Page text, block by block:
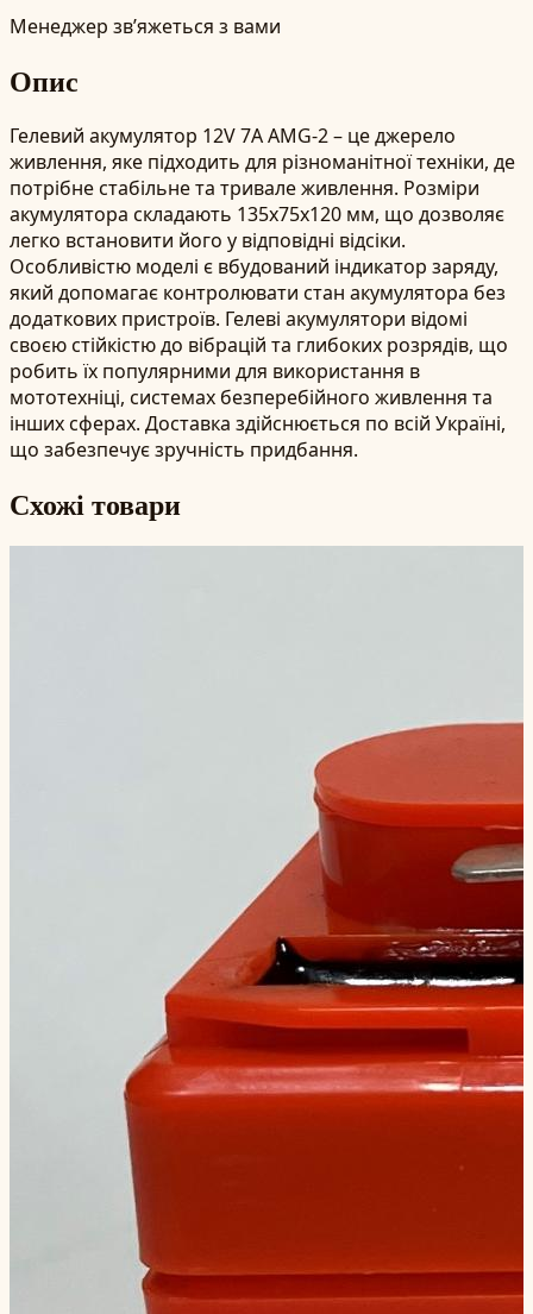
Менеджер зв’яжеться з вами
Опис
Гелевий акумулятор 12V 7А AMG-2 – це джерело
живлення, яке підходить для різноманітної техніки, де
потрібне стабільне та тривале живлення. Розміри
акумулятора складають 135х75х120 мм, що дозволяє
легко встановити його у відповідні відсіки.
Особливістю моделі є вбудований індикатор заряду,
який допомагає контролювати стан акумулятора без
додаткових пристроїв. Гелеві акумулятори відомі
своєю стійкістю до вібрацій та глибоких розрядів, що
робить їх популярними для використання в
мототехніці, системах безперебійного живлення та
інших сферах. Доставка здійснюється по всій Україні,
що забезпечує зручність придбання.
Схожі товари